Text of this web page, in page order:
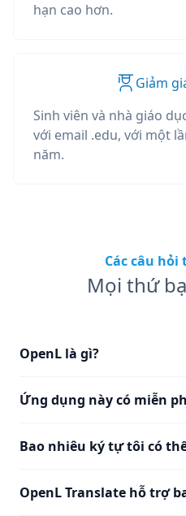
hạn cao hơn.
Giảm
Sinh viên và nhà giáo
với email .edu, với một
năm.
Các câu
Mọi thứ
OpenL là gì?
Ứng dụng này có miễn
Bao nhiêu ký tự tôi có
OpenL Translate hỗ trợ